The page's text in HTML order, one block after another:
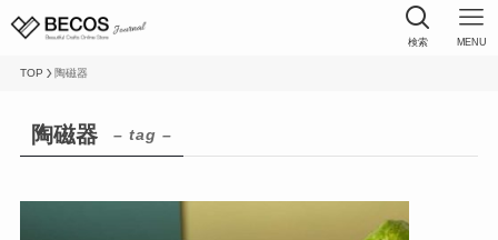
検索 MENU
TOP 陶磁器
陶磁器 – tag –